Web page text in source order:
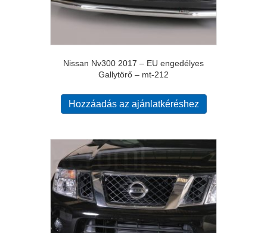
Nissan Nv300 2017 – EU engedélyes
Gallytörő – mt-212
Hozzáadás az ajánlatkéréshez